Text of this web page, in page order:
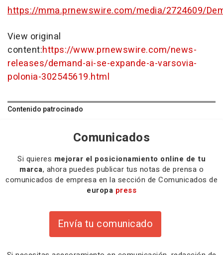
https://mma.prnewswire.com/media/2724609/
View original
content:https://www.prnewswire.com/news-
releases/demand-ai-se-expande-a-varsovia-
polonia-302545619.html
Contenido patrocinado
Comunicados
Si quieres mejorar el posicionamiento online de tu
marca, ahora puedes publicar tus notas de prensa o
comunicados de empresa en la sección de Comunicados de
europa press
Envía tu comunicado